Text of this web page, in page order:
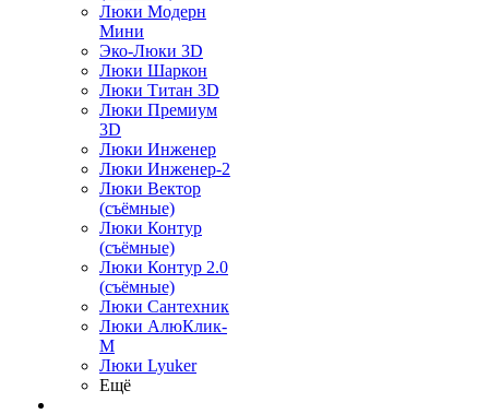
Люки Модерн
Мини
Эко-Люки 3D
Люки Шаркон
Люки Титан 3D
Люки Премиум
3D
Люки Инженер
Люки Инженер-2
Люки Вектор
(съёмные)
Люки Контур
(съёмные)
Люки Контур 2.0
(съёмные)
Люки Сантехник
Люки АлюКлик-
М
Люки Lyuker
Ещё